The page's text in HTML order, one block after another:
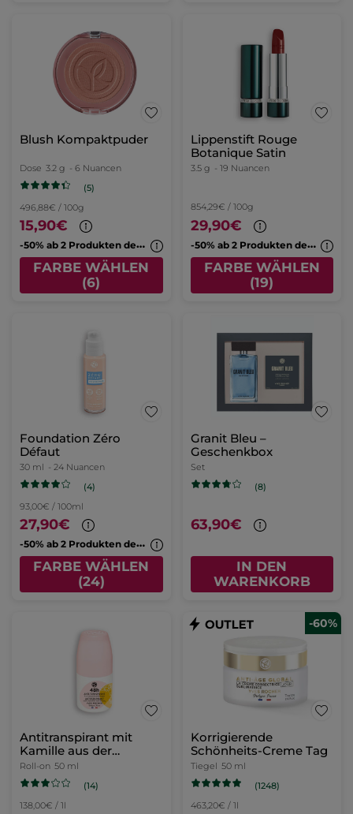
Blush Kompaktpuder
Dose 3.2 g - 6 Nuancen
(5)
496,88€ / 100g
15,90€
-
50% ab 2 Produkten deiner Wahl
FARBE WÄHLEN
(6)
Lippenstift Rouge
Botanique Satin
3.5 g - 19 Nuancen
854,29€ / 100g
29,90€
-
50% ab 2 Produkten deiner Wahl
FARBE WÄHLEN
(19)
Foundation Zéro
Défaut
30 ml - 24 Nuancen
(4)
93,00€ / 100ml
27,90€
-
50% ab 2 Produkten deiner Wahl
FARBE WÄHLEN
(24)
Granit Bleu –
Geschenkbox
Set
(8)
63,90€
IN DEN
WARENKORB
Antitranspirant mit
Kamille aus der
Bretagne
Roll-on 50 ml
(14)
138,00€ / 1l
-60%
Korrigierende
Schönheits-Creme Tag
Tiegel 50 ml
(1248)
463,20€ / 1l